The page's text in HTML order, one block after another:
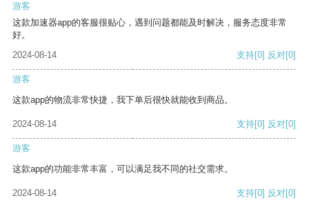
游客
这款加速器app的客服很贴心，遇到问题都能及时解决，服务态度非常
好。
2024-08-14
支持[0] 反对[0]
游客
这款app的物流非常快捷，我下单后很快就能收到商品。
2024-08-14 支持[0] 反对[0]
游客
这款app的功能非常丰富，可以满足我不同的社交需求。
2024-08-14 支持[0] 反对[0]